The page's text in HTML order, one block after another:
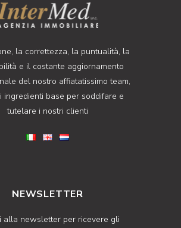
la correttezza, la puntualità, la
e il costante aggiornamento
del nostro affiatatissimo team,
ingredienti base per soddifare e
tutelare i nostri clienti
NEWSLETTER
alla newsletter per ricevere gli